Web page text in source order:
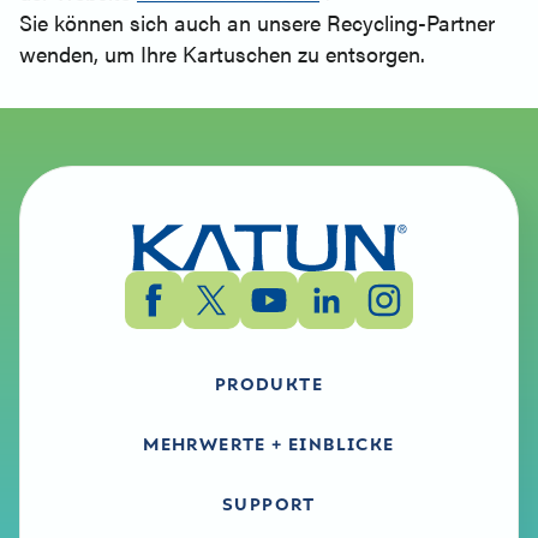
Sie können sich auch an unsere Recycling-Partner
wenden, um Ihre Kartuschen zu entsorgen.
PRODUKTE
MEHRWERTE + EINBLICKE
SUPPORT